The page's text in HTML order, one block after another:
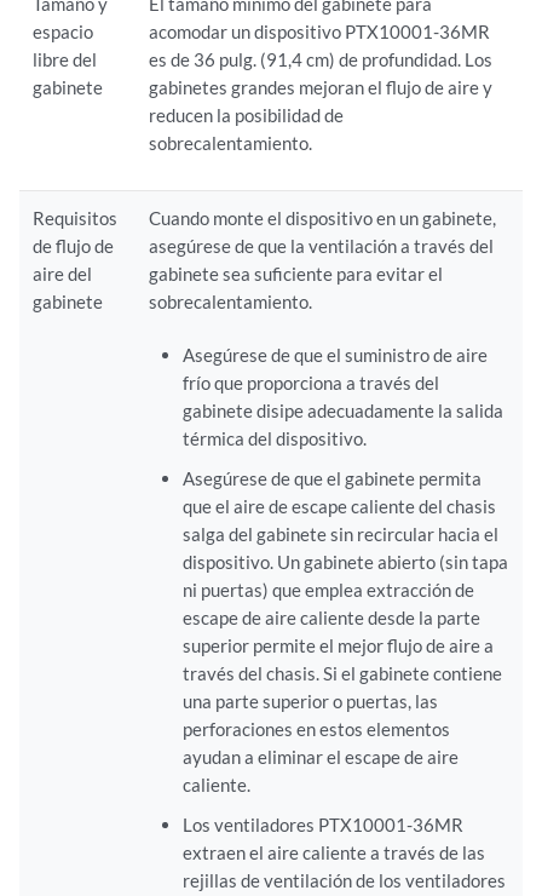
espacio
libre del
gabinete
acomodar un dispositivo PTX10001-36MR
es de 36 pulg. (91,4 cm) de profundidad. Los
gabinetes grandes mejoran el flujo de aire y
reducen la posibilidad de
sobrecalentamiento.
Requisitos
de flujo de
aire del
gabinete
Cuando monte el dispositivo en un gabinete,
asegúrese de que la ventilación a través del
gabinete sea suficiente para evitar el
sobrecalentamiento.
Asegúrese de que el suministro de aire
frío que proporciona a través del
gabinete disipe adecuadamente la salida
térmica del dispositivo.
Asegúrese de que el gabinete permita
que el aire de escape caliente del chasis
salga del gabinete sin recircular hacia el
dispositivo. Un gabinete abierto (sin tapa
ni puertas) que emplea extracción de
escape de aire caliente desde la parte
superior permite el mejor flujo de aire a
través del chasis. Si el gabinete contiene
una parte superior o puertas, las
perforaciones en estos elementos
ayudan a eliminar el escape de aire
caliente.
Los ventiladores PTX10001-36MR
extraen el aire caliente a través de las
rejillas de ventilación de los ventiladores